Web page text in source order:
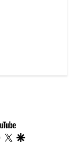
youtube-
footer
facebook
twitter